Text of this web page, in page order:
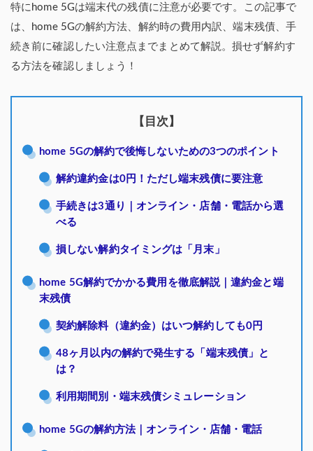
特にhome 5Gは端末代の残債に注意が必要です。この記事で
は、home 5Gの解約方法、解約時の費用内訳、端末残債、手
続き前に確認したい注意点までまとめて解説。損せず解約す
る方法を確認しましょう！
【目次】
home 5Gの解約で後悔しないための3つのポイント
解約違約金は0円！ただし端末残債に要注意
手続きは3通り｜オンライン・店舗・電話から選
べる
損しない解約タイミングは「月末」
home 5G解約でかかる費用を徹底解説｜違約金と端
末残債
契約解除料（違約金）はいつ解約しても0円
48ヶ月以内の解約で発生する「端末残債」と
は？
利用期間別・端末残債シミュレーション
home 5Gの解約方法｜オンライン・店舗・電話